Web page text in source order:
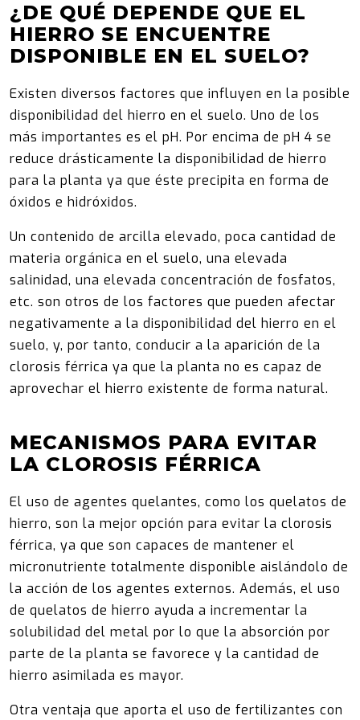
¿DE QUÉ DEPENDE QUE EL
HIERRO SE ENCUENTRE
DISPONIBLE EN EL SUELO?
Existen diversos factores que influyen en la posible
disponibilidad del hierro en el suelo. Uno de los
más importantes es el pH. Por encima de pH 4 se
reduce drásticamente la disponibilidad de hierro
para la planta ya que éste precipita en forma de
óxidos e hidróxidos.
Un contenido de arcilla elevado, poca cantidad de
materia orgánica en el suelo, una elevada
salinidad, una elevada concentración de fosfatos,
etc. son otros de los factores que pueden afectar
negativamente a la disponibilidad del hierro en el
suelo, y, por tanto, conducir a la aparición de la
clorosis férrica ya que la planta no es capaz de
aprovechar el hierro existente de forma natural.
MECANISMOS PARA EVITAR
LA CLOROSIS FÉRRICA
El uso de agentes quelantes, como los quelatos de
hierro, son la mejor opción para evitar la clorosis
férrica, ya que son capaces de mantener el
micronutriente totalmente disponible aislándolo de
la acción de los agentes externos. Además, el uso
de quelatos de hierro ayuda a incrementar la
solubilidad del metal por lo que la absorción por
parte de la planta se favorece y la cantidad de
hierro asimilada es mayor.
Otra ventaja que aporta el uso de fertilizantes con